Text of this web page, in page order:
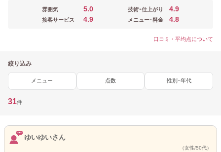
雰囲気 5.0
接客サービス 4.9
技術･仕上がり 4.9
メニュー･料金 4.8
口コミ・平均点について
絞り込み
メニュー 点数 性別･年代
31件
ゆいゆいさん
（女性/50代）